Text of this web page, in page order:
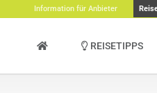
Information für Anbieter
REISETIPPS